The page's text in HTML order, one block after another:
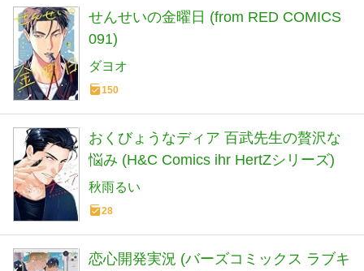
せんせいの金曜日 (from RED COMICS
091)
ダヨオ
150
おくびょうなディア 百武先生の贅沢な
悩み (H&C Comics ihr HertZシリーズ)
秋雨るい
28
恋心開発実況 (バーズコミックス ラブキ